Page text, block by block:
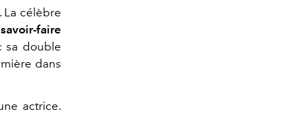
La célèbre
savoir-faire
sa double
dans
actrice.